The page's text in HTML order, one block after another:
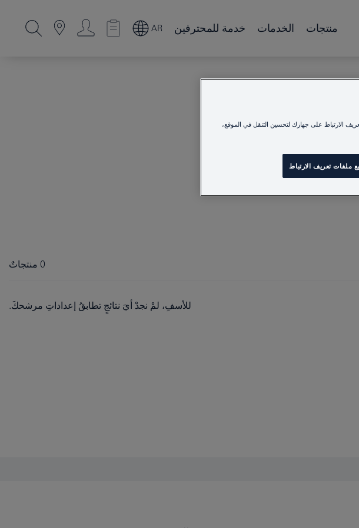
منتجات الخدمات خدمة للمحترفين AR
0 منتجاتٌ
للأسفِ، لمْ نجدْ أيَ نتائجٍ تطابقُ إعداداتِ مرشحكَ.
الارتباط على جهازك لتحسين التنقل في الموقع،
ملفات تعريف الارتباط